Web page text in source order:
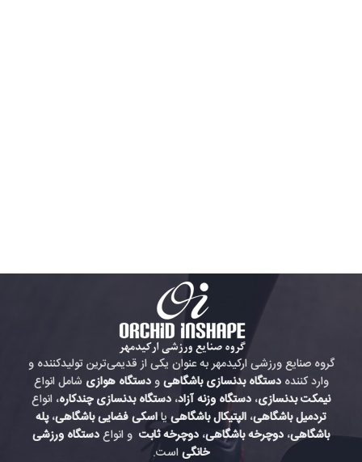
گروه صنایع ورزشی ارکیدمهر به عنوان یکی از قدیمی‌ترین تولیدکننده و
وارد کنندهدستگاه بدنسازی باشگاهیودستگاه هوازی شامل انواع
نیمکت بدنسازی، دستگاه وزنه آزاد، دستگاه بدنسازی چندکاره، انواع
تردمیل باشگاهی، الپتیکال باشگاهی یااسکی فضایی باشگاهی،پله
باشگاهی، دوچرخه باشگاهی، دوچرخه ثابت و انواعدستگاه ورزشی
خانگیاست.